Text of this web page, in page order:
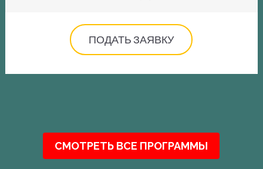
ПОДАТЬ ЗАЯВКУ
СМОТРЕТЬ ВСЕ ПРОГРАММЫ